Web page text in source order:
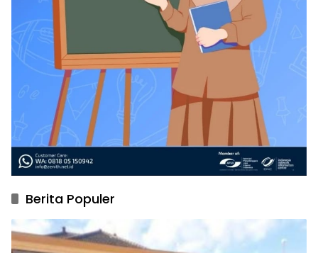
Berita Populer